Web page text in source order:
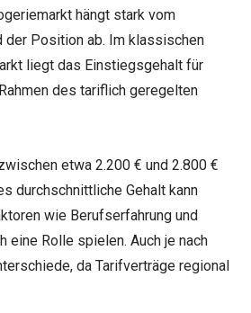
hängt stark vom
der Position ab. Im klassischen
liegt das Einstiegsgehalt für
des tariflich geregelten
etwa 2.200 € und 2.800 €
durchschnittliche Gehalt kann
wie Berufserfahrung und
eine Rolle spielen. Auch je nach
da Tarifverträge regional